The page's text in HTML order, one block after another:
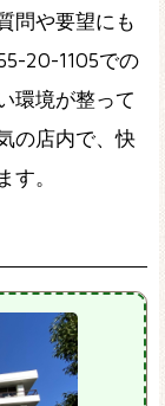
問や要望にも
20-1105での
環境が整って
の店内で、快
す。